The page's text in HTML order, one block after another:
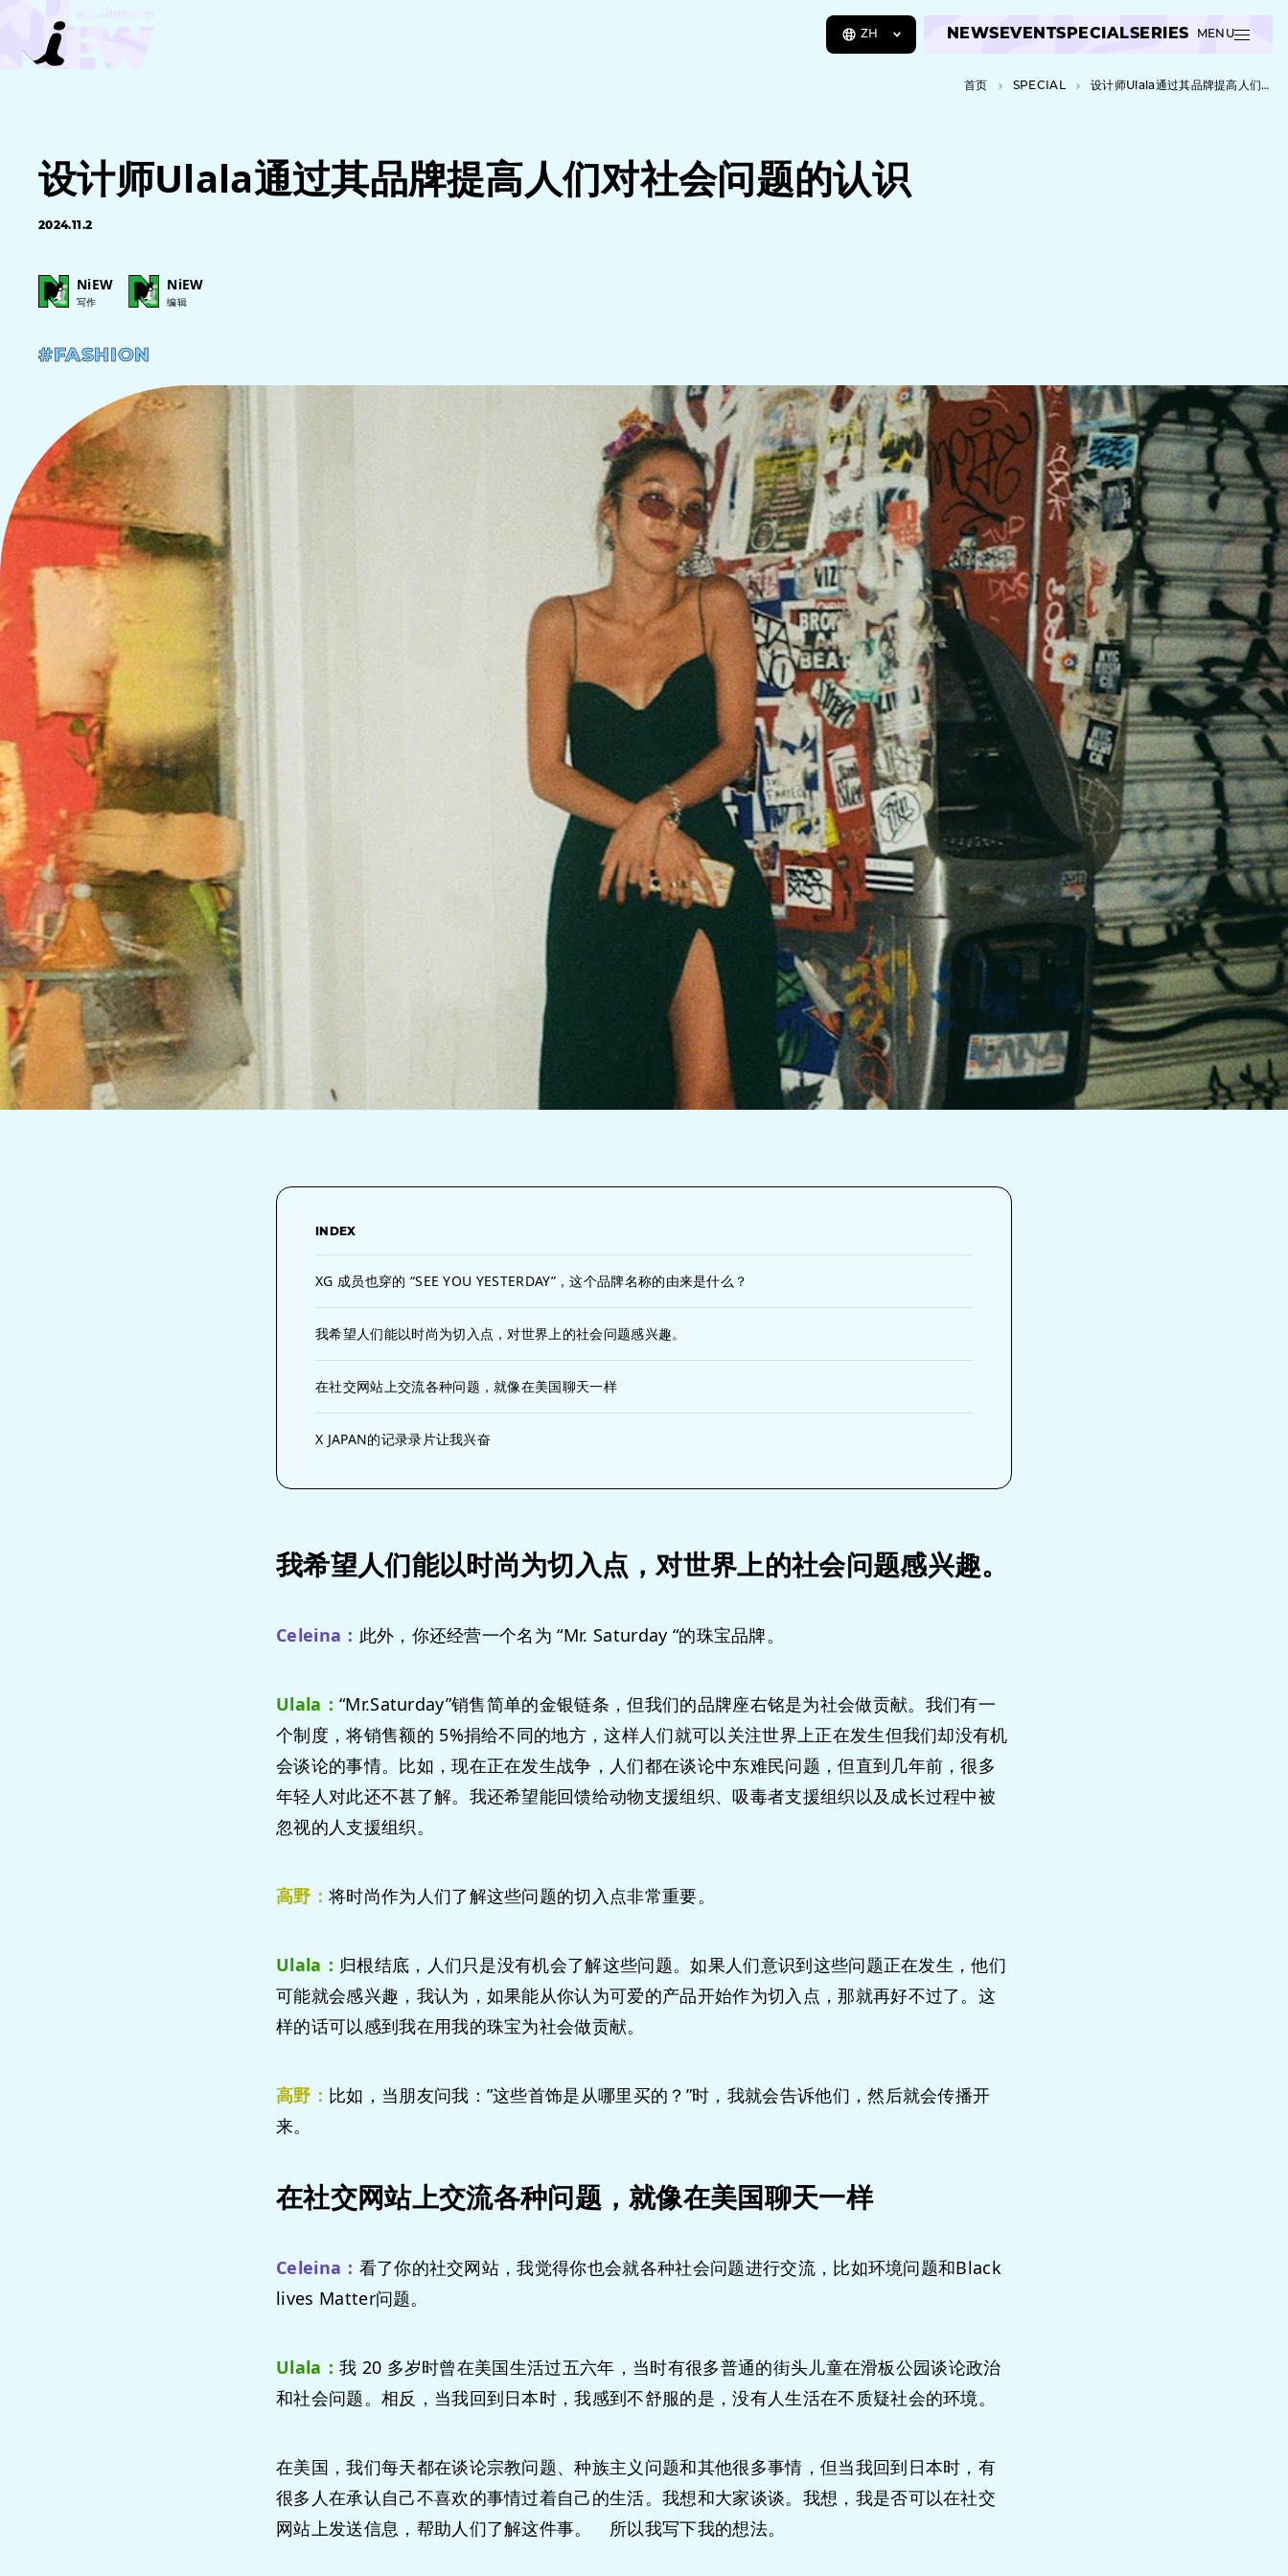
ZH NEWS EVENTSPECIALSERIES MENU
首页 SPECIAL 设计师Ulala通过其品牌提高人们对社会问题的认识
设计师Ulala通过其品牌提高人们对社会问题的认识
2024.11.2
NiEW
写作
NiEW
编辑
#FASHION
INDEX
XG 成员也穿的 “SEE YOU YESTERDAY”，这个品牌名称的由来是什么？
我希望人们能以时尚为切入点，对世界上的社会问题感兴趣。
在社交网站上交流各种问题，就像在美国聊天一样
X JAPAN的记录录片让我兴奋
我希望人们能以时尚为切入点，对世界上的社会问题感兴趣。
Celeina： 此外，你还经营一个名为 “Mr. Saturday “的珠宝品牌。
Ulala： “Mr.Saturday”销售简单的金银链条，但我们的品牌座右铭是为社会做贡献。我们有一
个制度，将销售额的 5%捐给不同的地方，这样人们就可以关注世界上正在发生但我们却没有机
会谈论的事情。比如，现在正在发生战争，人们都在谈论中东难民问题，但直到几年前，很多
年轻人对此还不甚了解。我还希望能回馈给动物支援组织、吸毒者支援组织以及成长过程中被
忽视的人支援组织。
高野： 将时尚作为人们了解这些问题的切入点非常重要。
Ulala： 归根结底，人们只是没有机会了解这些问题。如果人们意识到这些问题正在发生，他们
可能就会感兴趣，我认为，如果能从你认为可爱的产品开始作为切入点，那就再好不过了。这
样的话可以感到我在用我的珠宝为社会做贡献。
高野： 比如，当朋友问我：”这些首饰是从哪里买的？”时，我就会告诉他们，然后就会传播开
来。
在社交网站上交流各种问题，就像在美国聊天一样
Celeina： 看了你的社交网站，我觉得你也会就各种社会问题进行交流，比如环境问题和Black
lives Matter问题。
Ulala： 我 20 多岁时曾在美国生活过五六年，当时有很多普通的街头儿童在滑板公园谈论政治
和社会问题。相反，当我回到日本时，我感到不舒服的是，没有人生活在不质疑社会的环境。
在美国，我们每天都在谈论宗教问题、种族主义问题和其他很多事情，但当我回到日本时，有
很多人在承认自己不喜欢的事情过着自己的生活。我想和大家谈谈。我想，我是否可以在社交
网站上发送信息，帮助人们了解这件事。 所以我写下我的想法。